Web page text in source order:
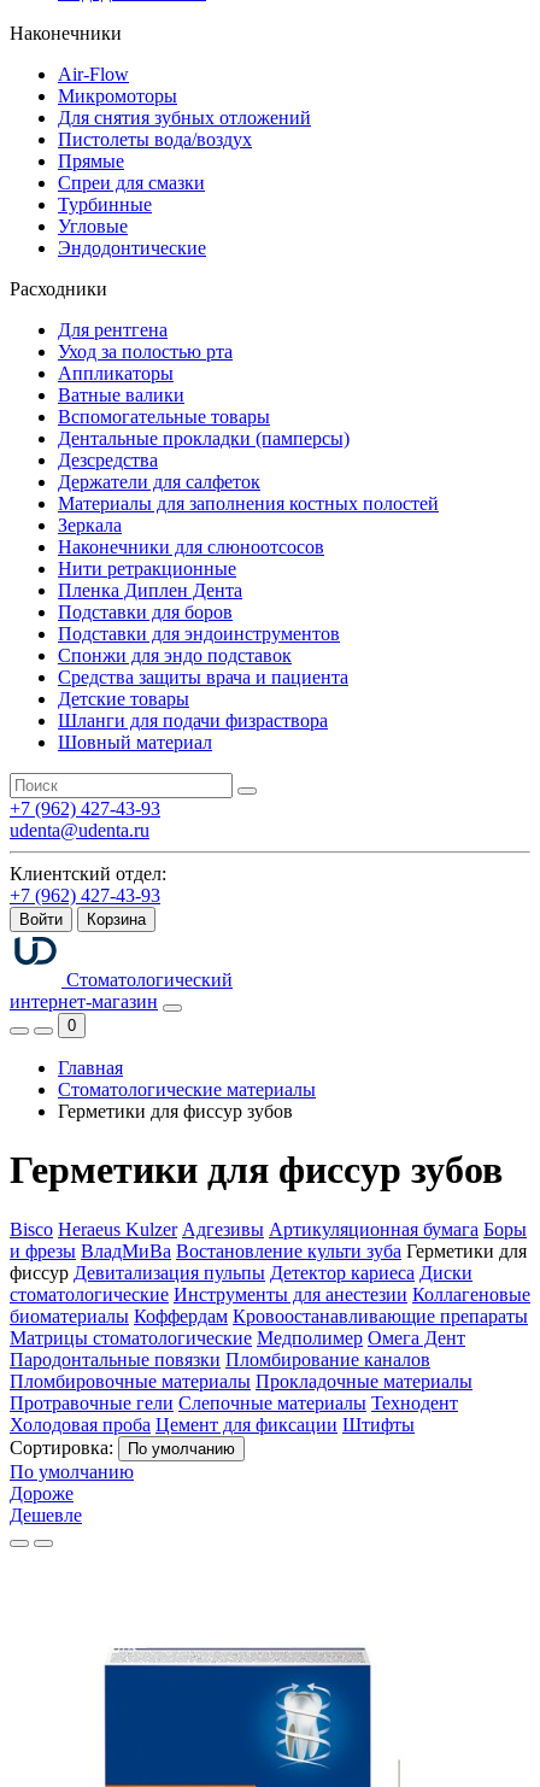
Наконечники
Air-Flow
Микромоторы
Для снятия зубных отложений
Пистолеты вода/воздух
Прямые
Спреи для смазки
Турбинные
Угловые
Эндодонтические
Расходники
Для рентгена
Уход за полостью рта
Аппликаторы
Ватные валики
Вспомогательные товары
Дентальные прокладки (памперсы)
Дезсредства
Держатели для салфеток
Материалы для заполнения костных полостей
Зеркала
Наконечники для слюноотсосов
Нити ретракционные
Пленка Диплен Дента
Подставки для боров
Подставки для эндоинструментов
Спонжи для эндо подставок
Средства защиты врача и пациента
Детские товары
Шланги для подачи физраствора
Шовный материал
+7 (962) 427-43-93
udenta@udenta.ru
Клиентский отдел:
+7 (962) 427-43-93
Войти Корзина
Стоматологический
интернет-магазин
0
Главная
Стоматологические материалы
Герметики для фиссур зубов
Герметики для фиссур зубов
Bisco Heraeus Kulzer Адгезивы Артикуляционная бумага Боры
и фрезы ВладМиВа Востановление культи зуба Герметики для
фиссур Девитализация пульпы Детектор кариеса Диски
стоматологические Инструменты для анестезии Коллагеновые
биоматериалы Коффердам Кровоостанавливающие препараты
Матрицы стоматологические Медполимер Омега Дент
Пародонтальные повязки Пломбирование каналов
Пломбировочные материалы Прокладочные материалы
Протравочные гели Слепочные материалы Технодент
Холодовая проба Цемент для фиксации Штифты
Сортировка:
По умолчанию
По умолчанию
Дороже
Дешевле